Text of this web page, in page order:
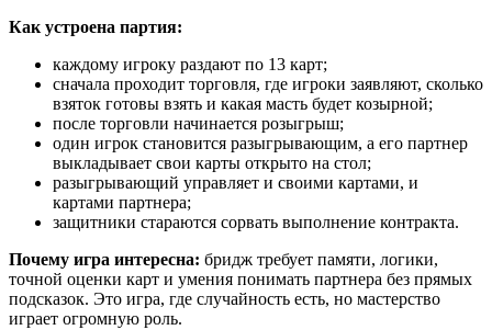
Как устроена партия:
каждому игроку раздают по 13 карт;
сначала проходит торговля, где игроки заявляют, сколько
взяток готовы взять и какая масть будет козырной;
после торговли начинается розыгрыш;
один игрок становится разыгрывающим, а его партнер
выкладывает свои карты открыто на стол;
разыгрывающий управляет и своими картами, и
картами партнера;
защитники стараются сорвать выполнение контракта.
Почему игра интересна: бридж требует памяти, логики,
точной оценки карт и умения понимать партнера без прямых
подсказок. Это игра, где случайность есть, но мастерство
играет огромную роль.